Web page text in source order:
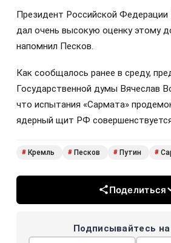
Президент Российской
дал очень высокую оценку этому
напомнил Песков.
Как сообщалось ранее в среду,
Государственной думы Вячеслав
что испытания «Сармата»
ядерный щит РФ
# Кремль # Песков # Путин #
Поделиться
Подписывайтесь